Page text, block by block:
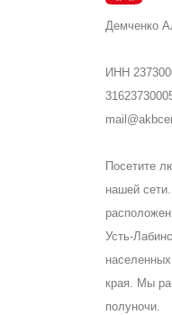
Демченко
ИНН
Посетите
нашей
Усть-
края. Мы
полуночи.